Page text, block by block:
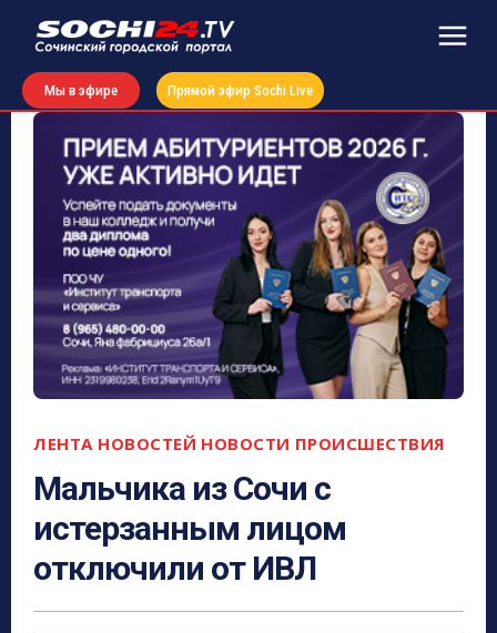
Мы в эфире Прямой эфир Sochi Live
ЛЕНТА НОВОСТЕЙ НОВОСТИ ПРОИСШЕСТВИЯ
Мальчика из Сочи с
истерзанным лицом
отключили от ИВЛ